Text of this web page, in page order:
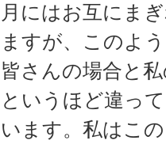
月にはお互にま
ますが、このよ
皆さんの場合と
というほど違っ
います。私はこ